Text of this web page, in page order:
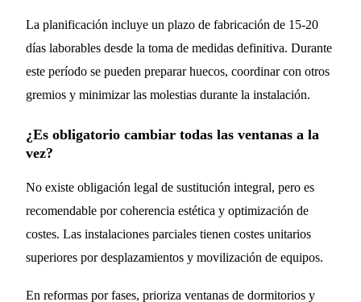
La planificación incluye un plazo de fabricación de 15-20
días laborables desde la toma de medidas definitiva. Durante
este período se pueden preparar huecos, coordinar con otros
gremios y minimizar las molestias durante la instalación.
¿Es obligatorio cambiar todas las ventanas a la
vez?
No existe obligación legal de sustitución integral, pero es
recomendable por coherencia estética y optimización de
costes. Las instalaciones parciales tienen costes unitarios
superiores por desplazamientos y movilización de equipos.
En reformas por fases, prioriza ventanas de dormitorios y